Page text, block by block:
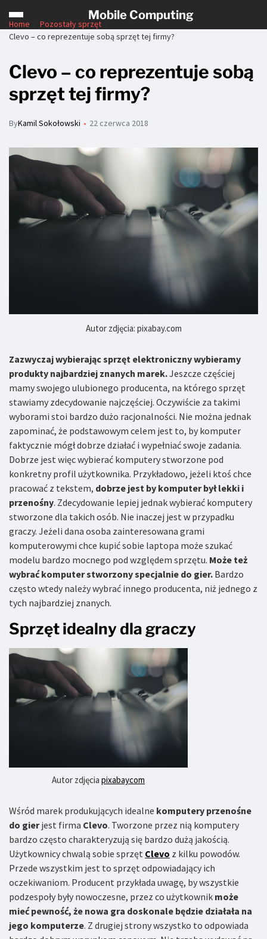
Mobile Computing
Home
Pozostały sprzęt
Clevo – co reprezentuje sobą sprzęt tej firmy?
Clevo – co reprezentuje sobą
sprzęt tej firmy?
ByKamil Sokołowski 22 czerwca 2018
Autor zdjęcia: pixabay.com
Zazwyczaj wybierając sprzęt elektroniczny wybieramy
produkty najbardziej znanych marek.Jeszcze częściej
mamy swojego ulubionego producenta, na którego sprzęt
stawiamy zdecydowanie najczęściej. Oczywiście za takimi
wyborami stoi bardzo dużo racjonalności. Nie można jednak
zapominać, że podstawowym celem jest to, by komputer
faktycznie mógł dobrze działać i wypełniać swoje zadania.
Dobrze jest więc wybierać komputery stworzone pod
konkretny profil użytkownika. Przykładowo, jeżeli ktoś chce
pracować z tekstem, dobrze jest by komputer był lekki i
przenośny. Zdecydowanie lepiej jednak wybierać komputery
stworzone dla takich osób. Nie inaczej jest w przypadku
graczy. Jeżeli dana osoba zainteresowana grami
komputerowymi chce kupić sobie laptopa może szukać
modelu bardzo mocnego pod względem sprzętu. Może też
wybrać komputer stworzony specjalnie do gier. Bardzo
często wtedy należy wybrać innego producenta, niż jednego z
tych najbardziej znanych.
Sprzęt idealny dla graczy
Autor zdjęcia pixabaycom
Wśród marek produkujących idealne komputery przenośne
do gierjest firma Clevo. Tworzone przez nią komputery
bardzo często charakteryzują się bardzo dużą jakością.
Użytkownicy chwalą sobie sprzęt Clevo z kilku powodów.
Przede wszystkim jest to sprzęt odpowiadający ich
oczekiwaniom. Producent przykłada uwagę, by wszystkie
podzespoły były nowoczesne, przez co użytkownik może
mieć pewność, że nowa gra doskonale będzie działała na
jego komputerze. Z drugiej strony wszystko to odpowiada